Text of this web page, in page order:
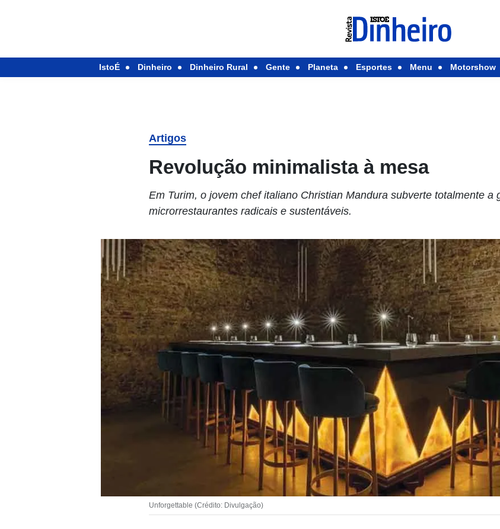
IstoÉ Dinheiro Dinheiro Rural Gente Planeta Esportes Menu Motorshow
Artigos
Revolução minimalista à mesa
Em Turim, o jovem chef italiano Christian Mandura subverte totalmente a
microrrestaurantes radicais e sustentáveis.
Unforgettable (Crédito: Divulgação)